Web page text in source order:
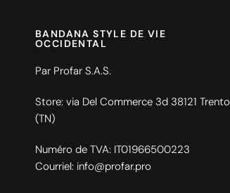
BANDANA STYLE DE VIE
OCCIDENTAL
Par Profar S.A.S.
Store: via Del Commerce 3d 38121 Trento
(TN)
Numéro de TVA: IT01966500223
Courriel: info@profar.pro